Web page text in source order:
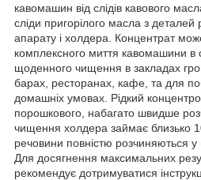
кавомашин від слідів кавового
сліди пригорілого масла з деталей
апарату і холдера. Концентрат
комплексного миття кавомашини в
щоденного чищення в закладах
барах, ресторанах, кафе, та для
домашніх умовах. Рідкий
порошкового, набагато швидше
чищення холдера займає близько
речовини повністю розчиняються у
Для досягнення максимальних
рекомендує дотримуватися